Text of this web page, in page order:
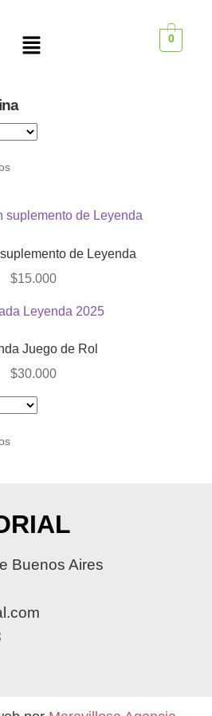
0
de Leyenda
$15.000
Juego de Rol
$30.000
Buenos Aires